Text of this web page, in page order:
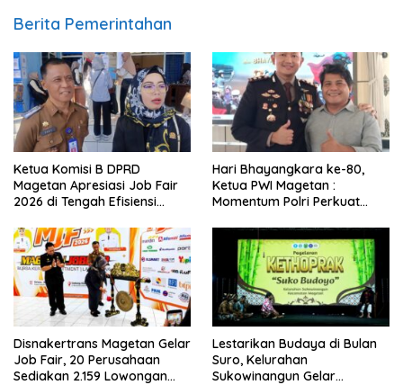
Berita Pemerintahan
Ketua Komisi B DPRD
Magetan Apresiasi Job Fair
2026 di Tengah Efisiensi
Hari Bhayangkara ke-80,
Ketua PWI Magetan :
Momentum Polri Perkuat
Disnakertrans Magetan Gelar
Job Fair, 20 Perusahaan
Sediakan 2.159 Lowongan
Lestarikan Budaya di Bulan
Suro, Kelurahan
Sukowinangun Gelar